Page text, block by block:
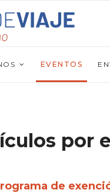
EVENTOS
por
de